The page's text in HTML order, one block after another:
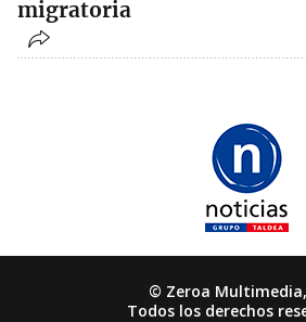
migratoria
© Zeroa Multimedia,
Todos los derechos